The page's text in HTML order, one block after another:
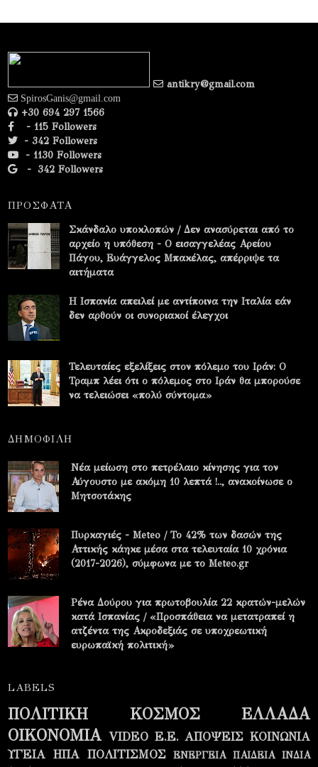
antikry@gmail.com
SpirosGanis@gmail.com
+30 694 297 1566
- 115 Followers
- 342 Followers
- 1130 Followers
- 342 Followers
ΠΡΟΣΦΑΤΑ
Σκάνδαλο υποκλοπών / Δεν ανασύρεται από το
αρχείο η υπόθεση - Ο εισαγγελέας Αρείου
Πάγου, Ευάγγελος Μπακέλας, απέρριψε τα
αιτήματα
Η Ισπανία απειλεί με αντίποινα την Ιταλία εάν
δεν αρθούν οι συνοριακοί έλεγχοι
Τελευταίες εξελίξεις στον πόλεμο του Ιράν: Ο
Τραμπ λέει ότι ο πόλεμος στο Ιράν θα μπορούσε
να τελειώσει «πολύ σύντομα»
ΔΗΜΟΦΙΛΗ
Νέα μείωση στο πετρέλαιο κίνησης για τον
Αύγουστο με ακόμη 10 λεπτά !.., ανακοίνωσε ο
Μητσοτάκης
Πυρκαγιές - Meteo / Το 42% των δασών της
Αττικής κάηκε μέσα στα τελευταία 10 χρόνια
(2017-2026), σύμφωνα με το Meteo.gr
Ρένα Δούρου για πρωτοβουλία 22 κρατών-μελών
κατά Ισπανίας / «Προσπάθεια να μετατραπεί η
ατζέντα της Ακροδεξιάς σε υποχρεωτική
ευρωπαϊκή πολιτική»
LABELS
ΠΟΛΙΤΙΚΗ ΚΟΣΜΟΣ
ΕΛΛΑΔΑ
ΟΙΚΟΝΟΜΙΑ VIDEO Ε.Ε. ΑΠΟΨΕΙΣ ΚΟΙΝΩΝΙΑ
ΥΓΕΙΑ ΗΠΑ ΠΟΛΙΤΙΣΜΟΣ ΕΝΕΡΓΕΙΑ ΠΑΙΔΕΙΑ ΙΝΔΙΑ